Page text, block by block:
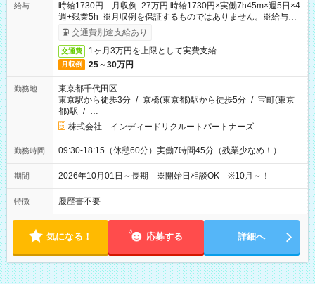
給与
時給1730円 月収例 27万円 時給1730円×実働7h45m×週5日×4
週+残業5h ※月収例を保証するものではありません。※給与即
受取りサービス利用可（利用条件有）
交通費別途支給あり
交通費 1ヶ月3万円を上限として実費支給
月収例 25～30万円
勤務地
東京都千代田区
東京駅から徒歩3分 / 京橋(東京都)駅から徒歩5分 / 宝町(東京
都)駅 / …
株式会社 インディードリクルートパートナーズ
勤務時間 09:30-18:15（休憩60分）実働7時間45分（残業少なめ！）
期間 2026年10月01日～長期 ※開始日相談OK ※10月～！
特徴 履歴書不要
気になる！ 応募する 詳細へ